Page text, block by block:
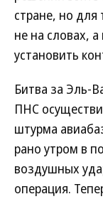
стране, но для
не на словах,
установить
Битва за Эль-
ПНС
штурма
рано утром в
воздушных
операция.